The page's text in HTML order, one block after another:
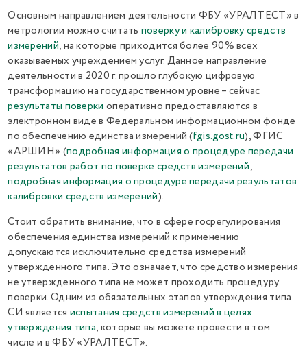
Основным направлением деятельности ФБУ «УРАЛТЕСТ» в
метрологии можно считать поверку и калибровку средств
измерений, на которые приходится более 90% всех
оказываемых учреждением услуг. Данное направление
деятельности в 2020 г. прошло глубокую цифровую
трансформацию на государственном уровне – сейчас
результаты поверки оперативно предоставляются в
электронном виде в Федеральном информационном фонде
по обеспечению единства измерений (fgis.gost.ru), ФГИС
«АРШИН» (подробная информация о процедуре передачи
результатов работ по поверке средств измерений;
подробная информация о процедуре передачи результатов
калибровки средств измерений).
Стоит обратить внимание, что в сфере госрегулирования
обеспечения единства измерений к применению
допускаются исключительно средства измерений
утвержденного типа. Это означает, что средство измерения
не утвержденного типа не может проходить процедуру
поверки. Одним из обязательных этапов утверждения типа
СИ является испытания средств измерений в целях
утверждения типа, которые вы можете провести в том
числе и в ФБУ «УРАЛТЕСТ».